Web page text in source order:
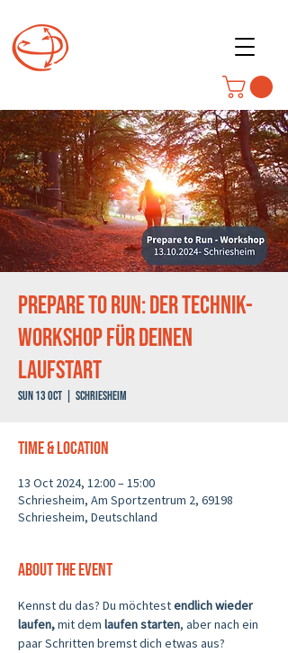
Prepare to Run: Der Technik-
Workshop für deinen
Laufstart
Sun 13 Oct Schriesheim
Time & Location
13 Oct 2024, 12:00 – 15:00
Schriesheim, Am Sportzentrum 2, 69198
Schriesheim, Deutschland
About the event
Kennst du das? Du möchtest endlich wieder
laufen, mit dem laufen starten, aber nach ein
paar Schritten bremst dich etwas aus?